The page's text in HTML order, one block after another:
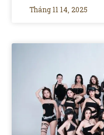
Tháng 11 14, 2025